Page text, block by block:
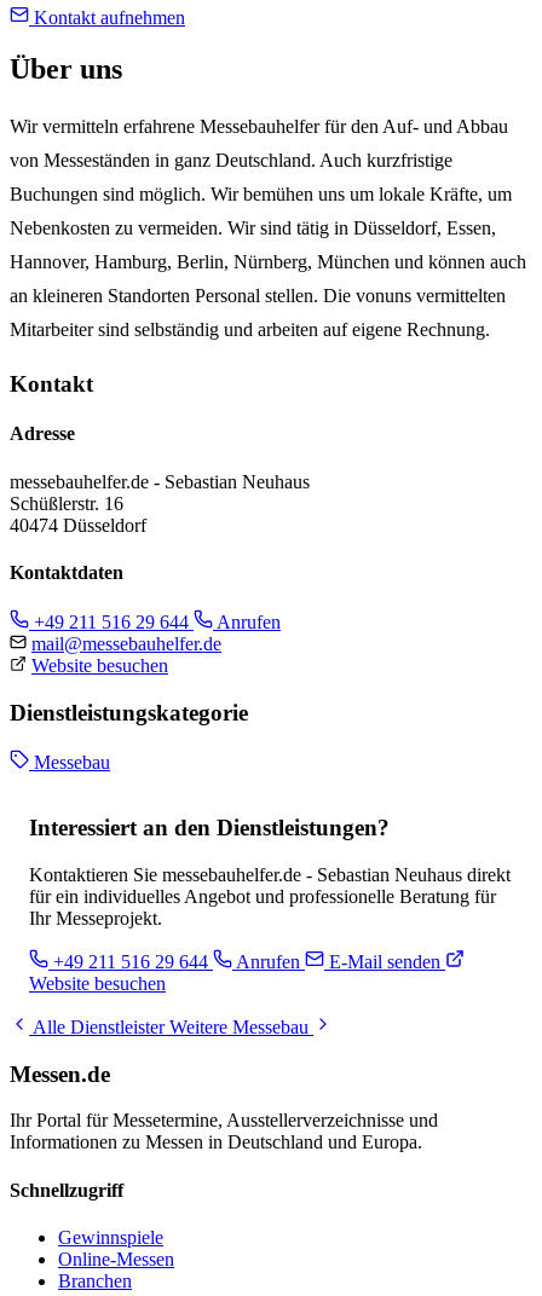
Kontakt aufnehmen
Über uns
Wir vermitteln erfahrene Messebauhelfer für den Auf- und Abbau
von Messeständen in ganz Deutschland. Auch kurzfristige
Buchungen sind möglich. Wir bemühen uns um lokale Kräfte, um
Nebenkosten zu vermeiden. Wir sind tätig in Düsseldorf, Essen,
Hannover, Hamburg, Berlin, Nürnberg, München und können auch
an kleineren Standorten Personal stellen. Die vonuns vermittelten
Mitarbeiter sind selbständig und arbeiten auf eigene Rechnung.
Kontakt
Adresse
messebauhelfer.de - Sebastian Neuhaus
Schüßlerstr. 16
40474 Düsseldorf
Kontaktdaten
+49 211 516 29 644
Anrufen
mail@messebauhelfer.de
Website besuchen
Dienstleistungskategorie
Messebau
Interessiert an den Dienstleistungen?
Kontaktieren Sie messebauhelfer.de - Sebastian Neuhaus direkt
für ein individuelles Angebot und professionelle Beratung für
Ihr Messeprojekt.
+49 211 516 29 644 Anrufen
E-Mail senden
Website besuchen
Alle DienstleisterWeitere Messebau
Messen.de
Ihr Portal für Messetermine, Ausstellerverzeichnisse und
Informationen zu Messen in Deutschland und Europa.
Schnellzugriff
Gewinnspiele
Online-Messen
Branchen